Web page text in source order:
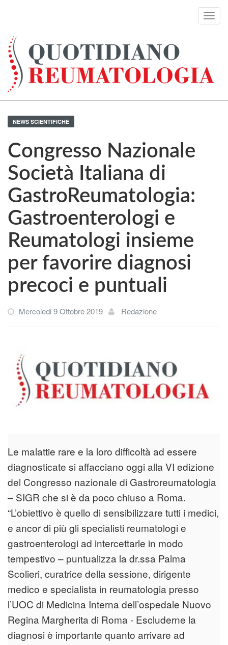
NEWS SCIENTIFICHE
Congresso Nazionale
Società Italiana di
GastroReumatologia:
Gastroenterologi e
Reumatologi insieme
per favorire diagnosi
precoci e puntuali
Mercoledi 9 Ottobre 2019 Redazione
Le malattie rare e la loro difficoltà ad essere
diagnosticate si affacciano oggi alla VI edizione
del Congresso nazionale di Gastroreumatologia
– SIGR che si è da poco chiuso a Roma.
“L’obiettivo è quello di sensibilizzare tutti i medici,
e ancor di più gli specialisti reumatologi e
gastroenterologi ad intercettarle in modo
tempestivo – puntualizza la dr.ssa Palma
Scolieri, curatrice della sessione, dirigente
medico e specialista in reumatologia presso
l’UOC di Medicina Interna dell’ospedale Nuovo
Regina Margherita di Roma - Escluderne la
diagnosi è importante quanto arrivare ad